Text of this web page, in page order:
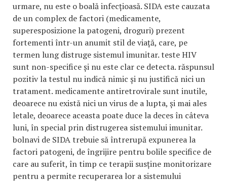
urmare, nu este o boală infecțioasă. SIDA este cauzata
de un complex de factori (medicamente,
superesposizione la patogeni, droguri) prezent
fortementi într-un anumit stil de viață, care, pe
termen lung distruge sistemul imunitar. teste HIV
sunt non-specifice și nu este clar ce detecta. răspunsul
pozitiv la testul nu indică nimic și nu justifică nici un
tratament. medicamente antiretrovirale sunt inutile,
deoarece nu există nici un virus de a lupta, și mai ales
letale, deoarece aceasta poate duce la deces în câteva
luni, în special prin distrugerea sistemului imunitar.
bolnavi de SIDA trebuie să întrerupă expunerea la
factori patogeni, de îngrijire pentru bolile specifice de
care au suferit, în timp ce terapii susține monitorizare
pentru a permite recuperarea lor a sistemului